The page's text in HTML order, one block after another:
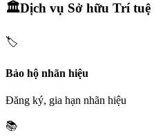
🏛️Dịch vụ Sở hữu Trí tuệ
🏷️
Bảo hộ nhãn hiệu
Đăng ký, gia hạn nhãn hiệu
📚